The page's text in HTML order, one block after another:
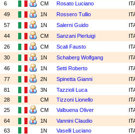
6
CM Rosato Luciano
49
1N Rossero Tullio
57
1N Salerni Guido
44
CM Sanzani Pierluigi
26
CM Scali Fausto
30
1N Schaberg Wolfgang
46
1N Setti Roberto
77
2N Spinetta Gianni
81
3N Tazzioli Luca
28
CM Tizzoni Lionello
25
CM Valbuena Oliver
64
1N Vannini Claudio
63
1N Vaselli Luciano